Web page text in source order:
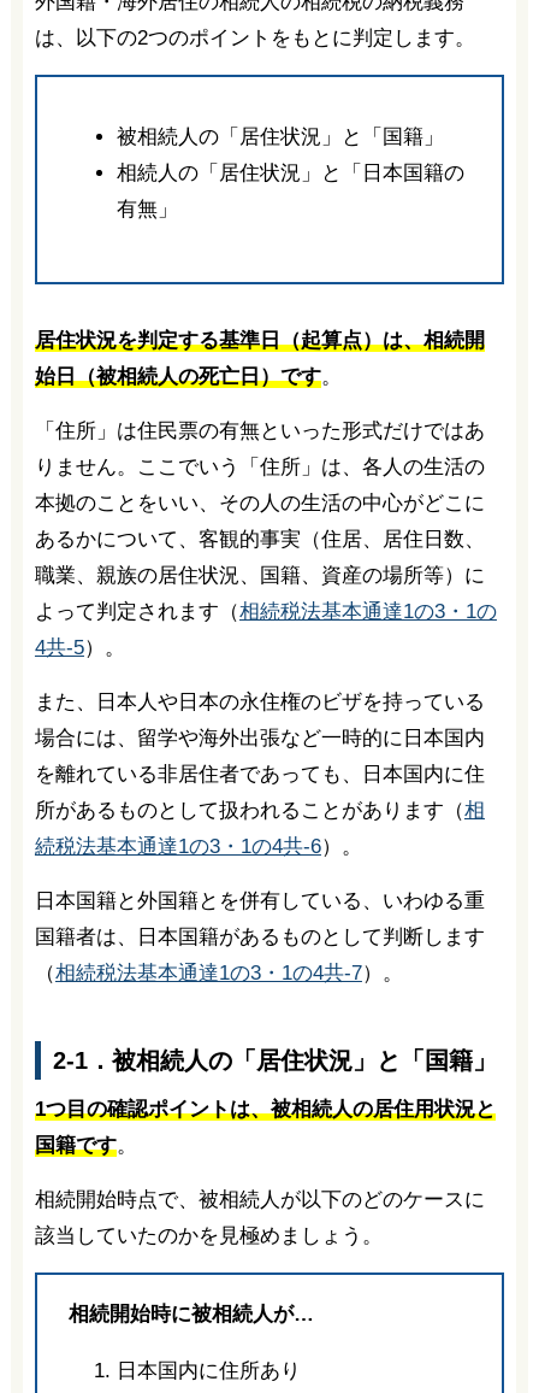
は、以下の2つのポイントをもとに判定します。
被相続人の「居住状況」と「国籍」
相続人の「居住状況」と「日本国籍の
有無」
居住状況を判定する基準日（起算点）は、相続開
始日（被相続人の死亡日）です。
「住所」は住民票の有無といった形式だけではあ
りません。ここでいう「住所」は、各人の生活の
本拠のことをいい、その人の生活の中心がどこに
あるかについて、客観的事実（住居、居住日数、
職業、親族の居住状況、国籍、資産の場所等）に
よって判定されます（相続税法基本通達1の3・1の
4共-5）。
また、日本人や日本の永住権のビザを持っている
場合には、留学や海外出張など一時的に日本国内
を離れている非居住者であっても、日本国内に住
所があるものとして扱われることがあります（相
続税法基本通達1の3・1の4共-6）。
日本国籍と外国籍とを併有している、いわゆる重
国籍者は、日本国籍があるものとして判断します
（相続税法基本通達1の3・1の4共-7）。
2-1．被相続人の「居住状況」と「国籍」
1つ目の確認ポイントは、被相続人の居住用状況と
国籍です。
相続開始時点で、被相続人が以下のどのケースに
該当していたのかを見極めましょう。
相続開始時に被相続人が…
日本国内に住所あり